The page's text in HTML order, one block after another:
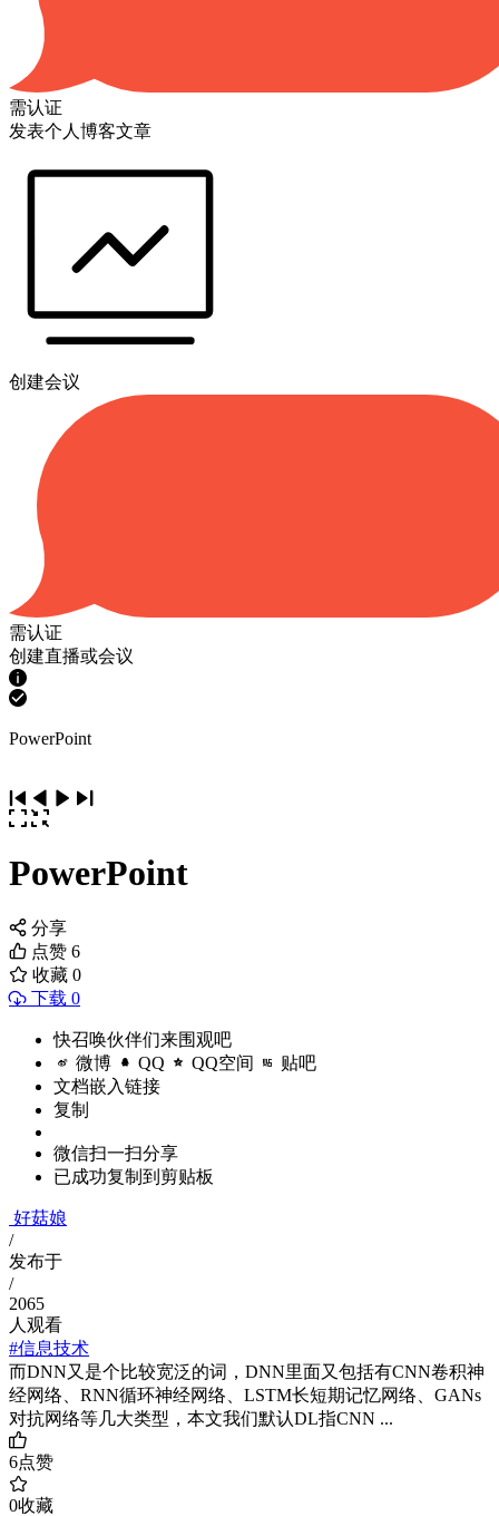
需认证
发表个人博客文章
创建会议
需认证
创建直播或会议
PowerPoint
PowerPoint
分享
点赞 6
收藏 0
下载 0
快召唤伙伴们来围观吧
微博 QQ QQ空间 贴吧
文档嵌入链接
复制
微信扫一扫分享
已成功复制到剪贴板
好菇娘
/
发布于
/
2065
人观看
#信息技术
而DNN又是个比较宽泛的词，DNN里面又包括有CNN卷积神
经网络、RNN循环神经网络、LSTM长短期记忆网络、GANs
对抗网络等几大类型，本文我们默认DL指CNN ...
6点赞
0收藏